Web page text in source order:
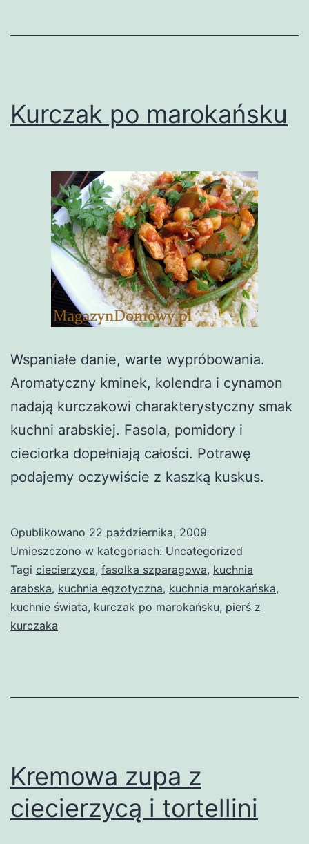
Kurczak po marokańsku
Wspaniałe danie, warte wypróbowania.
Aromatyczny kminek, kolendra i cynamon
nadają kurczakowi charakterystyczny smak
kuchni arabskiej. Fasola, pomidory i
cieciorka dopełniają całości. Potrawę
podajemy oczywiście z kaszką kuskus.
Opublikowano 22 października, 2009
Umieszczono w kategoriach: Uncategorized
Tagi ciecierzyca, fasolka szparagowa, kuchnia
arabska, kuchnia egzotyczna, kuchnia marokańska,
kuchnie świata, kurczak po marokańsku, pierś z
kurczaka
Kremowa zupa z
ciecierzycą i tortellini